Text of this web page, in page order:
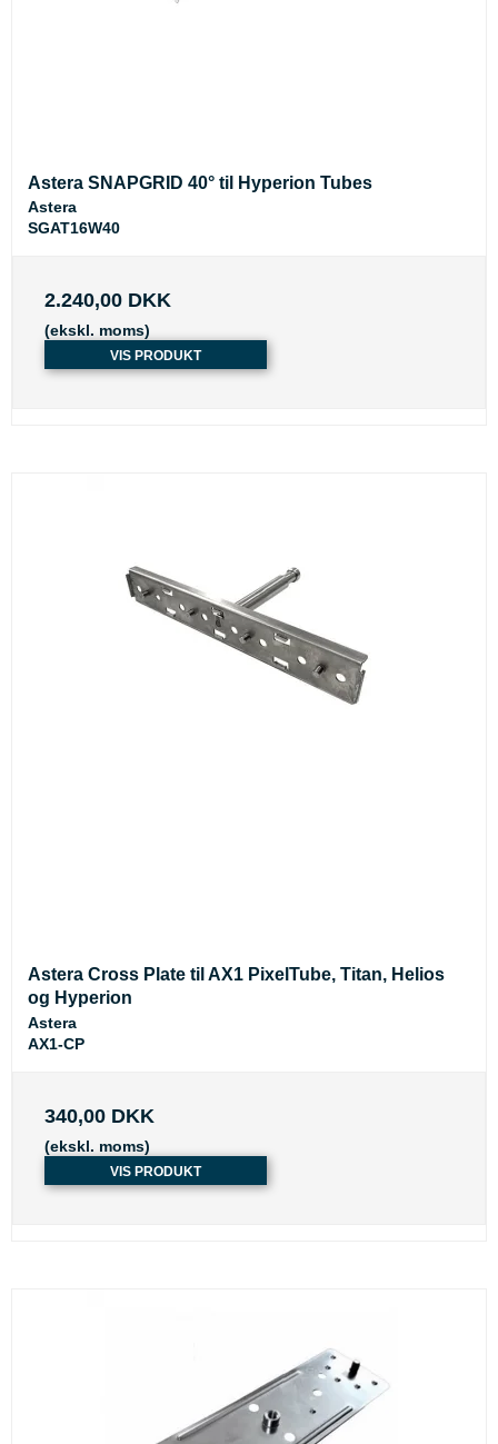
Astera SNAPGRID 40° til Hyperion Tubes
Astera
SGAT16W40
2.240,00 DKK
(ekskl. moms)
VIS PRODUKT
Astera Cross Plate til AX1 PixelTube, Titan, Helios
og Hyperion
Astera
AX1-CP
340,00 DKK
(ekskl. moms)
VIS PRODUKT